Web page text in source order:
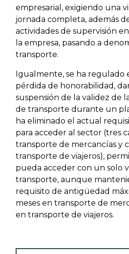
empresarial, exigiendo una
jornada completa, además
actividades de supervisión
la empresa, pasando a
transporte.
Igualmente, se ha regulado
pérdida de honorabilidad,
suspensión de la validez de
de transporte durante un
ha eliminado el actual
para acceder al sector (tres
transporte de mercancías y
transporte de viajeros),
pueda acceder con un solo
transporte, aunque
requisito de antigüedad
meses en transporte de
en transporte de viajeros.